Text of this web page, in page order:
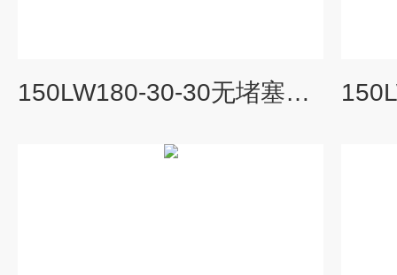
150LW180-30-30无堵塞立式排污泵